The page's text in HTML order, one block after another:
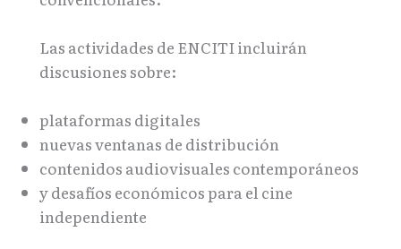
Las actividades de ENCITI incluirán
discusiones sobre:
plataformas digitales
nuevas ventanas de distribución
contenidos audiovisuales contemporáneos
y desafíos económicos para el cine
independiente